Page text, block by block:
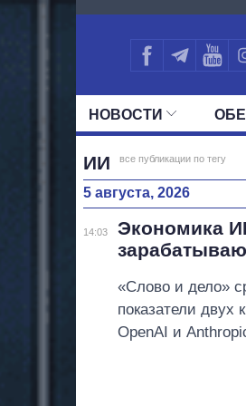
5120
НОВОСТИ
ВСЕ
ИИ все публикации по тегу
5 августа, 2026
14:03
Экономика
«Слово и дело»
показатели
OpenAI и